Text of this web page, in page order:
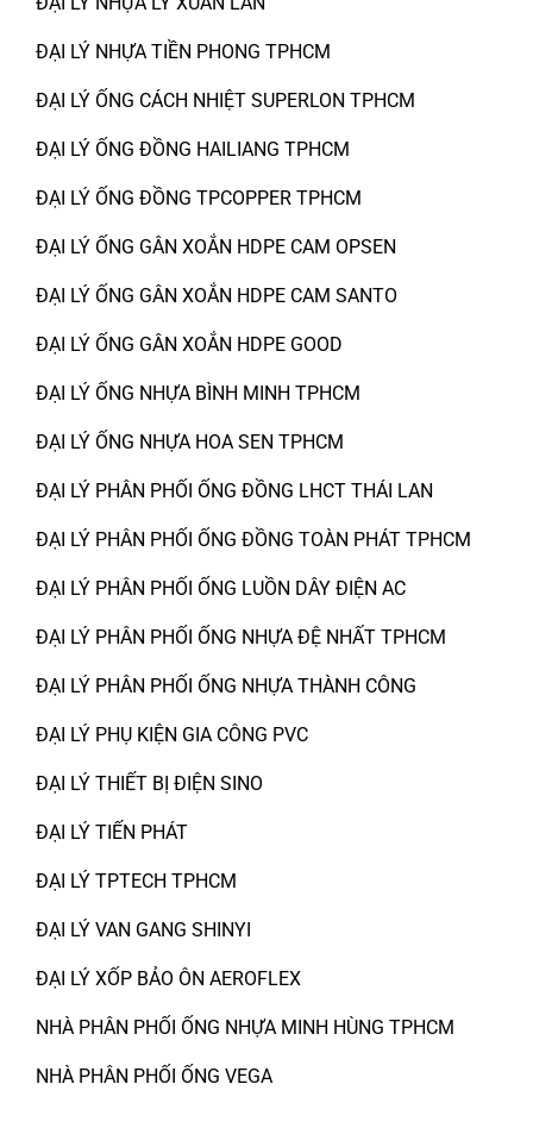
ĐẠI LÝ NHỰA TIỀN PHONG TPHCM
ĐẠI LÝ ỐNG CÁCH NHIỆT SUPERLON TPHCM
ĐẠI LÝ ỐNG ĐỒNG HAILIANG TPHCM
ĐẠI LÝ ỐNG ĐỒNG TPCOPPER TPHCM
ĐẠI LÝ ỐNG GÂN XOẮN HDPE CAM OPSEN
ĐẠI LÝ ỐNG GÂN XOẮN HDPE CAM SANTO
ĐẠI LÝ ỐNG GÂN XOẮN HDPE GOOD
ĐẠI LÝ ỐNG NHỰA BÌNH MINH TPHCM
ĐẠI LÝ ỐNG NHỰA HOA SEN TPHCM
ĐẠI LÝ PHÂN PHỐI ỐNG ĐỒNG LHCT THÁI LAN
ĐẠI LÝ PHÂN PHỐI ỐNG ĐỒNG TOÀN PHÁT TPHCM
ĐẠI LÝ PHÂN PHỐI ỐNG LUỒN DÂY ĐIỆN AC
ĐẠI LÝ PHÂN PHỐI ỐNG NHỰA ĐỆ NHẤT TPHCM
ĐẠI LÝ PHÂN PHỐI ỐNG NHỰA THÀNH CÔNG
ĐẠI LÝ PHỤ KIỆN GIA CÔNG PVC
ĐẠI LÝ THIẾT BỊ ĐIỆN SINO
ĐẠI LÝ TIẾN PHÁT
ĐẠI LÝ TPTECH TPHCM
ĐẠI LÝ VAN GANG SHINYI
ĐẠI LÝ XỐP BẢO ÔN AEROFLEX
NHÀ PHÂN PHỐI ỐNG NHỰA MINH HÙNG TPHCM
NHÀ PHÂN PHỐI ỐNG VEGA